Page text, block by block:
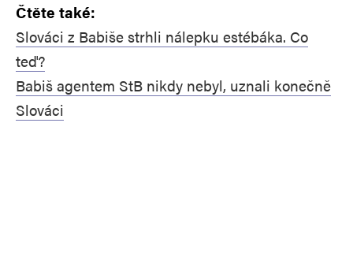
Čtěte také:
Slováci z Babiše strhli nálepku estébáka. Co
teď?
Babiš agentem StB nikdy nebyl, uznali konečně
Slováci